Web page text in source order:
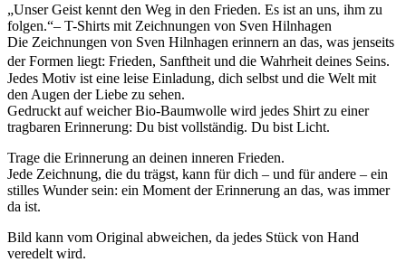
„Unser Geist kennt den Weg in den Frieden. Es ist an uns, ihm zu
folgen.“– T-Shirts mit Zeichnungen von Sven Hilnhagen
Die Zeichnungen von Sven Hilnhagen erinnern an das, was jenseits
der Formen liegt: Frieden, Sanftheit und die Wahrheit deines Seins.
Jedes Motiv ist eine leise Einladung, dich selbst und die Welt mit
den Augen der Liebe zu sehen.
Gedruckt auf weicher Bio-Baumwolle wird jedes Shirt zu einer
tragbaren Erinnerung: Du bist vollständig. Du bist Licht.
Trage die Erinnerung an deinen inneren Frieden.
Jede Zeichnung, die du trägst, kann für dich – und für andere – ein
stilles Wunder sein: ein Moment der Erinnerung an das, was immer
da ist.
Bild kann vom Original abweichen, da jedes Stück von Hand
veredelt wird.